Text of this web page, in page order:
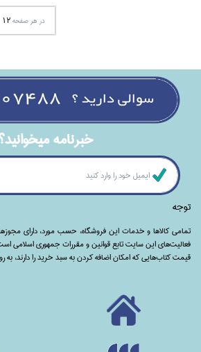
در هر صفحه12
خبرنامه
توجه
تمامی‌ کالاها و خدمات این فروشگاه، حسب مورد،‌ دارای
فعالیت‌های این سایت تابع قوانین و مقررات جمهوری اسلامی
قیمت کتاب‌هایی که امکان اضافه کردن به سبد خرید را دارند،‌ به